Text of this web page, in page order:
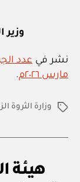
وزير
نشر في
مارس ٢٠٢٦م
.
الوسوموزارة الثروة
التصنيفات